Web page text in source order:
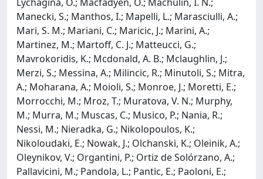
Manecki, S.; Manthos, I.; Mapelli, L.; Marasciulli, A.;
Mari, S. M.; Mariani, C.; Maricic, J.; Marini, A.;
Martinez, M.; Martoff, C. J.; Matteucci, G.;
Mavrokoridis, K.; Mcdonald, A. B.; Mclaughlin, J.;
Merzi, S.; Messina, A.; Milincic, R.; Minutoli, S.; Mitra,
A.; Moharana, A.; Moioli, S.; Monroe, J.; Moretti, E.;
Morrocchi, M.; Mroz, T.; Muratova, V. N.; Murphy,
M.; Murra, M.; Muscas, C.; Musico, P.; Nania, R.;
Nessi, M.; Nieradka, G.; Nikolopoulos, K.;
Nikoloudaki, E.; Nowak, J.; Olchanski, K.; Oleinik, A.;
Oleynikov, V.; Organtini, P.; Ortiz de Solórzano, A.;
Pallavicini, M.; Pandola, L.; Pantic, E.; Paoloni, E.;